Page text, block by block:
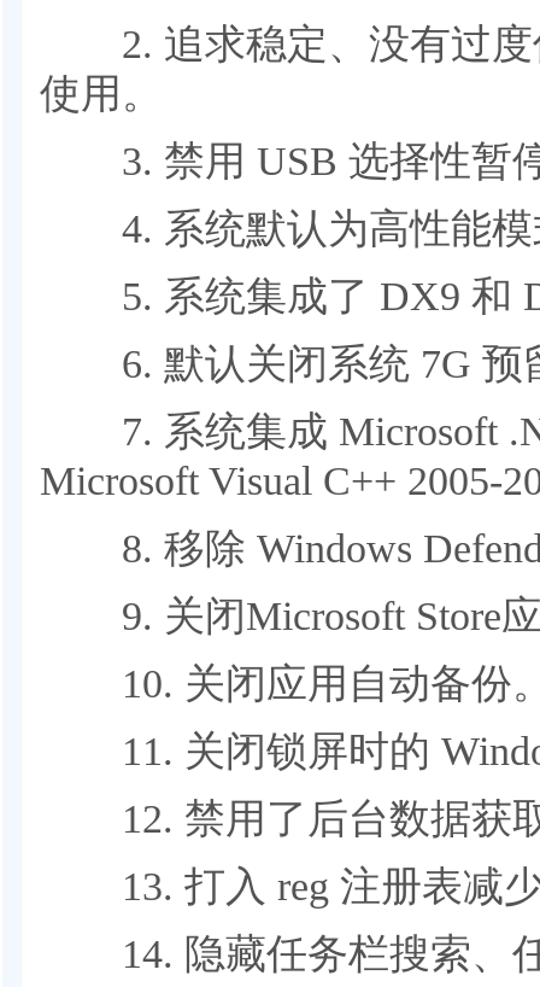
2. 追求稳定、没有过度
使用。
3. 禁用 USB 选择性暂
4. 系统默认为高性能模
5. 系统集成了 DX9 和
6. 默认关闭系统 7G 预
7. 系统集成 Microsoft
Microsoft Visual C++ 2005-
8. 移除 Windows
9. 关闭Microsoft Store
10. 关闭应用自动备份
11. 关闭锁屏时的
12. 禁用了后台数据获
13. 打入 reg 注册表减
14. 隐藏任务栏搜索、